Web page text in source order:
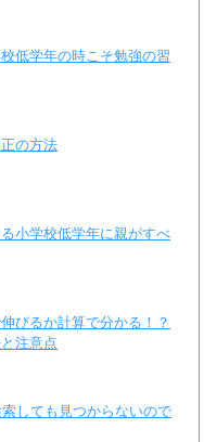
低学年の時こそ勉強の習
の方法
小学校低学年に親がすべ
びるか計算で分かる！？
注意点
しても見つからないので